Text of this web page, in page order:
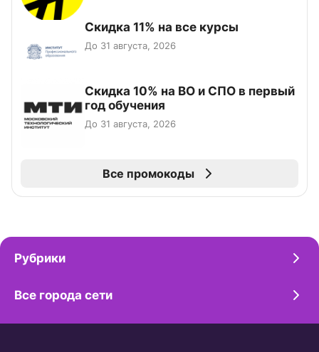
Скидка 11% на все курсы
До 31 августа, 2026
Скидка 10% на ВО и СПО в первый
год обучения
До 31 августа, 2026
Все промокоды
Рубрики
Все города сети